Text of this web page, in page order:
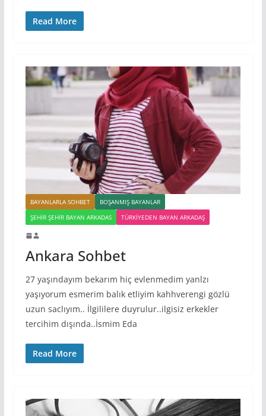
Read More
BAYANLARLA SOHBET
BOŞANMIŞ BAYANLAR
ŞEHIR ŞEHIR BAYAN ARKADAS
TÜRKIYEDEN BAYAN ARKADAŞ
Ankara Sohbet
27 yaşındayım bekarım hiç evlenmedim yanlzı
yaşıyorum esmerim balık etliyim kahhverengi gözlü
uzun saclıyım.. İlgililere duyrulur..ilgisiz erkekler
tercihim dışında..İsmim Eda
Read More